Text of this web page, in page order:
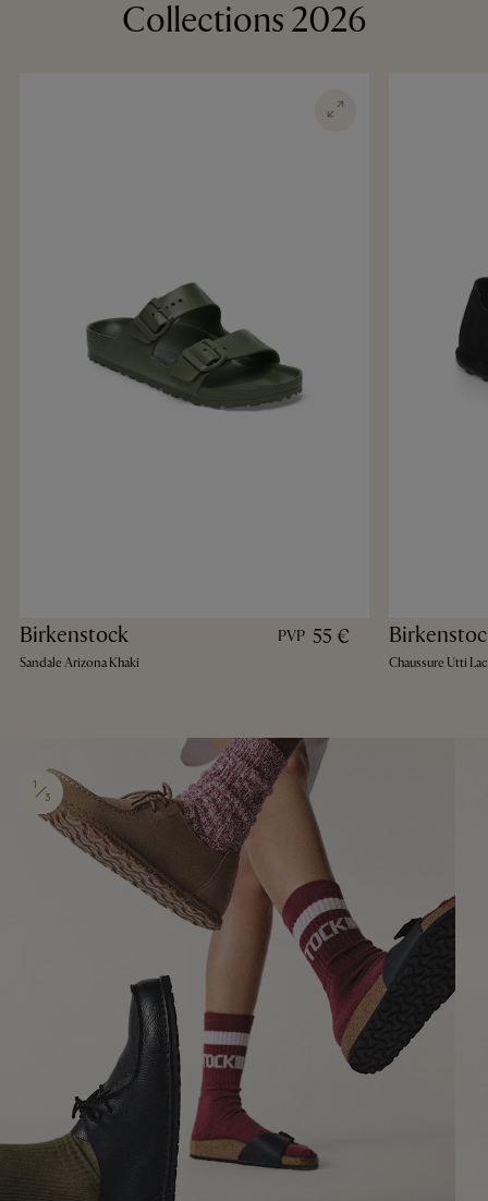
Collections 2026
Birkenstock
Sandale Arizona Khaki
PVP 55 €
Chaussure Utti
1
3